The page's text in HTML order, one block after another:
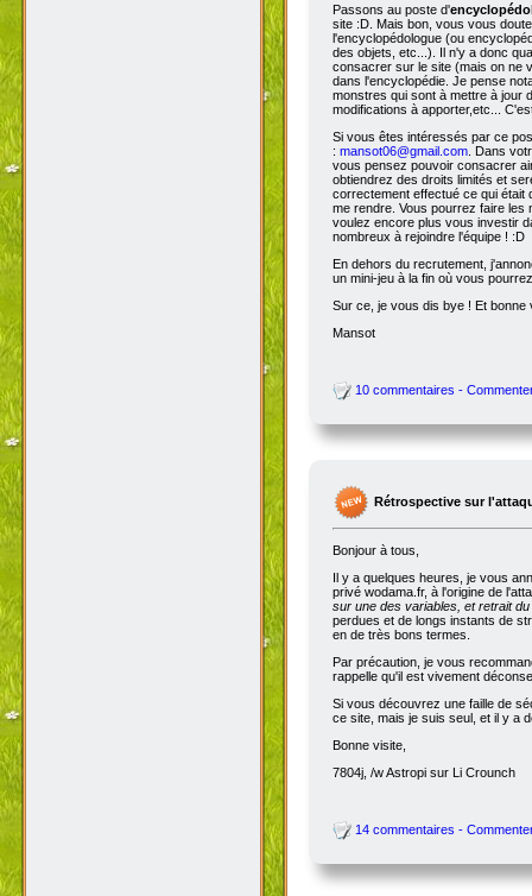
Passons au poste d'
site :D. Mais bon, vous vous
l'encyclopédologue (ou
des objets, etc...). Il n'y a donc
consacrer sur le site (mais on ne
dans l'encyclopédie. Je pense
monstres qui sont à mettre à jour
modifications à apporter,etc...
Si vous êtes intéressés par ce
: mansot06@gmail.com . Dans
vous pensez pouvoir consacrer
obtiendrez des droits limités et
correctement effectué ce qui
me rendre. Vous pourrez faire les
voulez encore plus vous investir
nombreux à rejoindre l'équipe ! :D
En dehors du recrutement,
un mini-jeu à la fin où vous
Sur ce, je vous dis bye ! Et bonne
Mansot
10 commentaires -
Rétrospective sur
Bonjour à tous,
Il y a quelques heures, je vous
privé wodama.fr, à l'origine de
sur une des variables, et retrait
perdues et de longs instants de
en de très bons termes.
Par précaution, je vous
rappelle qu'il est vivement
Si vous découvrez une faille de
ce site, mais je suis seul, et il y a
Bonne visite,
7804j, /w Astropi sur Li Crounch
14 commentaires -